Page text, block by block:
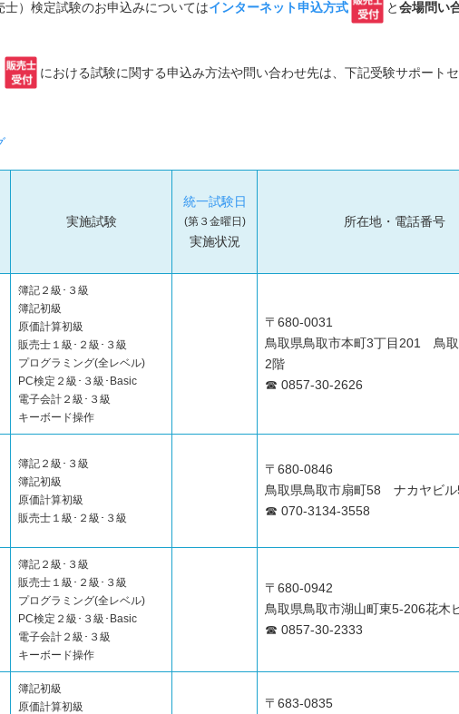
）検定試験のお申込みについてはインターネット申込方式 と会場問い
における試験に関する申込み方法や問い合わせ先は、下記受験サポート
実施試験
統一試験日
(第３金曜日)
実施状況
所在地・電話番号
簿記２級･３級
簿記初級
原価計算初級
販売士１級･２級･３級
プログラミング(全レベル)
PC検定２級･３級･Basic
電子会計２級･３級
キーボード操作
〒680-0031
鳥取県鳥取市本町3丁目201 鳥
2階
☎ 0857-30-2626
簿記２級･３級
簿記初級
原価計算初級
販売士１級･２級･３級
〒680-0846
鳥取県鳥取市扇町58 ナカヤビ
☎ 070-3134-3558
簿記２級･３級
販売士１級･２級･３級
プログラミング(全レベル)
PC検定２級･３級･Basic
電子会計２級･３級
キーボード操作
〒680-0942
鳥取県鳥取市湖山町東5-206花木
☎ 0857-30-2333
簿記初級
原価計算初級
〒683-0835